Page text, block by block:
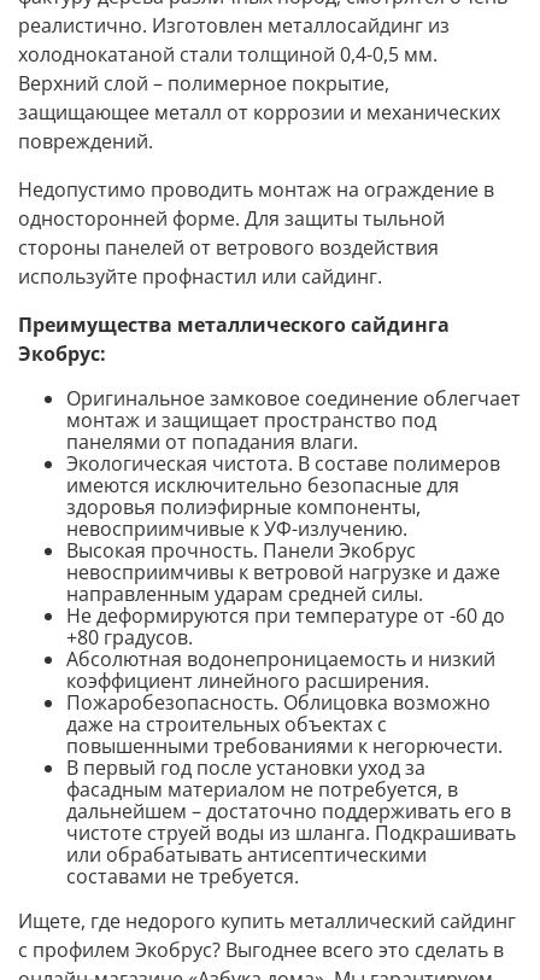
реалистично. Изготовлен металлосайдинг из
холоднокатаной стали толщиной 0,4-0,5 мм.
Верхний слой – полимерное покрытие,
защищающее металл от коррозии и механических
повреждений.
Недопустимо проводить монтаж на ограждение в
односторонней форме. Для защиты тыльной
стороны панелей от ветрового воздействия
используйте профнастил или сайдинг.
Преимущества металлического сайдинга
Экобрус:
Оригинальное замковое соединение облегчает
монтаж и защищает пространство под
панелями от попадания влаги.
Экологическая чистота. В составе полимеров
имеются исключительно безопасные для
здоровья полиэфирные компоненты,
невосприимчивые к УФ-излучению.
Высокая прочность. Панели Экобрус
невосприимчивы к ветровой нагрузке и даже
направленным ударам средней силы.
Не деформируются при температуре от -60 до
+80 градусов.
Абсолютная водонепроницаемость и низкий
коэффициент линейного расширения.
Пожаробезопасность. Облицовка возможно
даже на строительных объектах с
повышенными требованиями к негорючести.
В первый год после установки уход за
фасадным материалом не потребуется, в
дальнейшем – достаточно поддерживать его в
чистоте струей воды из шланга. Подкрашивать
или обрабатывать антисептическими
составами не требуется.
Ищете, где недорого купить металлический сайдинг
с профилем Экобрус? Выгоднее всего это сделать в